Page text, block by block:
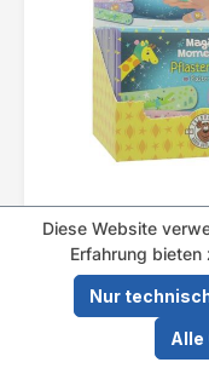
Pflasterset 8er
im Display
Artikel-Nr.: 67511
VE: 16 Stück
Diese Website
Erfahrung bieten
Nur
Alle